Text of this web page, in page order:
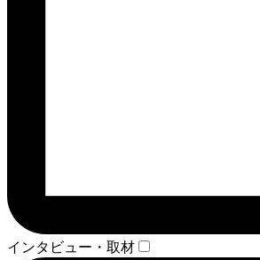
インタビュー・取材